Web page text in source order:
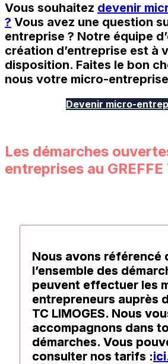
Vous souhaitez devenir
? Vous avez une question
entreprise ? Notre équipe
création d’entreprise est à
disposition. Faites le bon
nous votre micro-
Devenir micro-
Les démarches
entreprises au GREFFE
Nous avons référencé
l’ensemble des
peuvent effectuer les
entrepreneurs auprès
TC LIMOGES. Nous
accompagnons dans
démarches. Vous
consulter nos tarifs :